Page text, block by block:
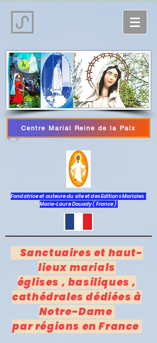
Iniciar sesión
Centre Marial Reine de la Paix
Fondatrice et auteure du site et des Editions Mariales :
Marie-Laure Douady ( France )
Sanctuaires et haut-
lieux marials
églises , basiliques ,
cathédrales dédiées à
Notre-Dame
par régions en France